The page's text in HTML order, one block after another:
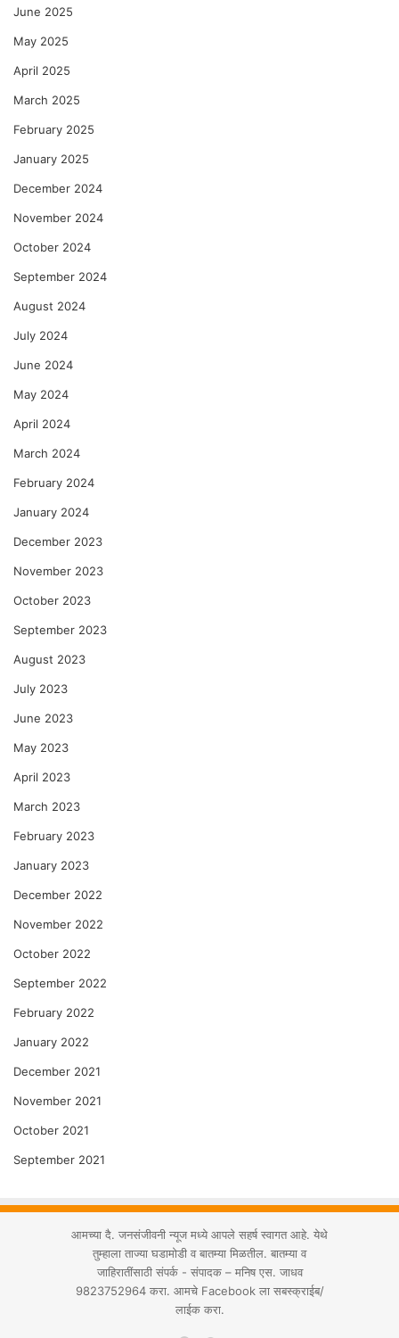
June 2025
May 2025
April 2025
March 2025
February 2025
January 2025
December 2024
November 2024
October 2024
September 2024
August 2024
July 2024
June 2024
May 2024
April 2024
March 2024
February 2024
January 2024
December 2023
November 2023
October 2023
September 2023
August 2023
July 2023
June 2023
May 2023
April 2023
March 2023
February 2023
January 2023
December 2022
November 2022
October 2022
September 2022
February 2022
January 2022
December 2021
November 2021
October 2021
September 2021
आमच्या दै. जनसंजीवनी न्यूज मध्ये आपले सहर्ष स्वागत आहे. येथे
तुम्हाला ताज्या घडामोडी व बातम्या मिळतील. बातम्या व
जाहिरातींसाठी संपर्क - संपादक – मनिष एस. जाधव
9823752964 करा. आमचे Facebook ला सबस्क्राईब/
लाईक करा.